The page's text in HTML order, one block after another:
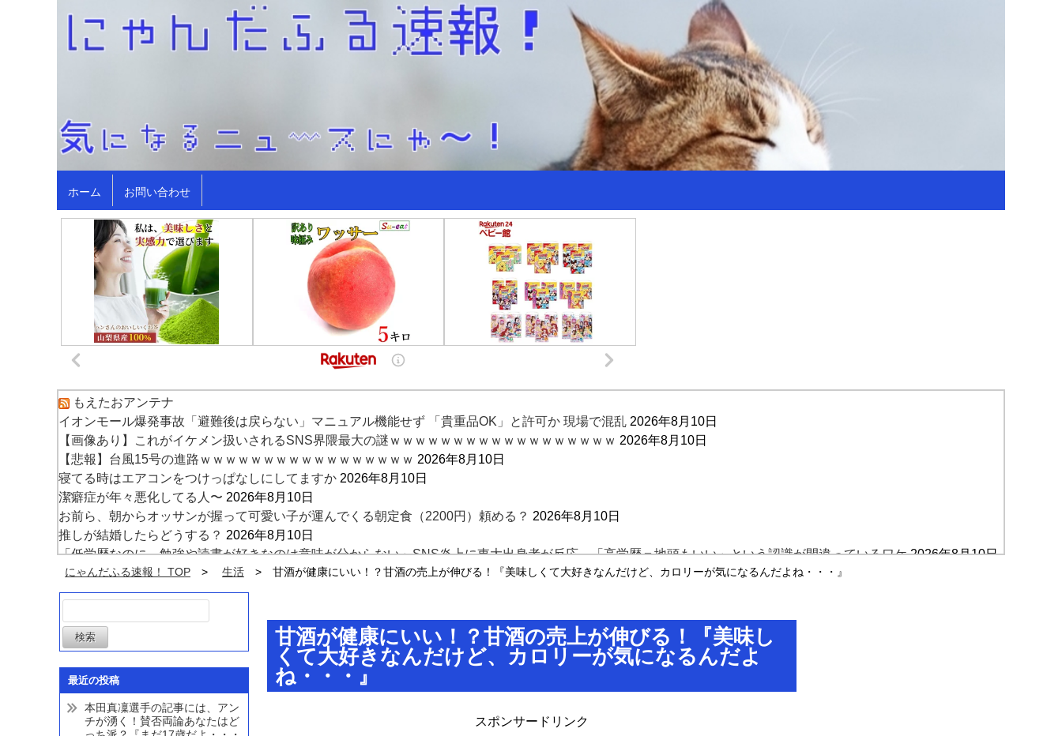
ホーム お問い合わせ
もえたおアンテナ
イオンモール爆発事故「避難後は戻らない」マニュアル機能せず 「貴重品OK」と許可か 現場で混乱 2026年8月10日
【画像あり】これがイケメン扱いされるSNS界隈最大の謎ｗｗｗｗｗｗｗｗｗｗｗｗｗｗｗｗｗｗ 2026年8月10日
【悲報】台風15号の進路ｗｗｗｗｗｗｗｗｗｗｗｗｗｗｗｗｗ 2026年8月10日
寝てる時はエアコンをつけっぱなしにしてますか 2026年8月10日
潔癖症が年々悪化してる人〜 2026年8月10日
お前ら、朝からオッサンが握って可愛い子が運んでくる朝定食（2200円）頼める？ 2026年8月10日
推しが結婚したらどうする？ 2026年8月10日
「低学歴なのに、勉強や読書が好きなのは意味が分からない」SNS炎上に東大出身者が反応。「高学歴＝地頭もいい」という認識が間違っているワケ 2026年8月10日
嫌なことあったらどうしますか？
2026年8月10日
【ネタバレ注意】ワンピース最新話のルフィさん、死にかけを助けてもらったジジイに悪態を吐いてしまう・・・
にゃんだふる速報！ TOP 生活 甘酒が健康にいい！？甘酒の売上が伸びる！『美味しくて大好きなんだけど、カロリーが気になるんだよね・・・』
最近の投稿
本田真凜選手の記事には、アン
チが湧く！賛否両論あなたはど
甘酒が健康にいい！？甘酒の売上が伸びる！『美味し
くて大好きなんだけど、カロリーが気になるんだよ
ね・・・』
スポンサードリンク